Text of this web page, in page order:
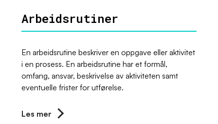
Arbeidsrutiner
En arbeidsrutine beskriver en oppgave eller aktivitet
i en prosess. En arbeidsrutine har et formål,
omfang, ansvar, beskrivelse av aktiviteten samt
eventuelle frister for utførelse.
Les mer